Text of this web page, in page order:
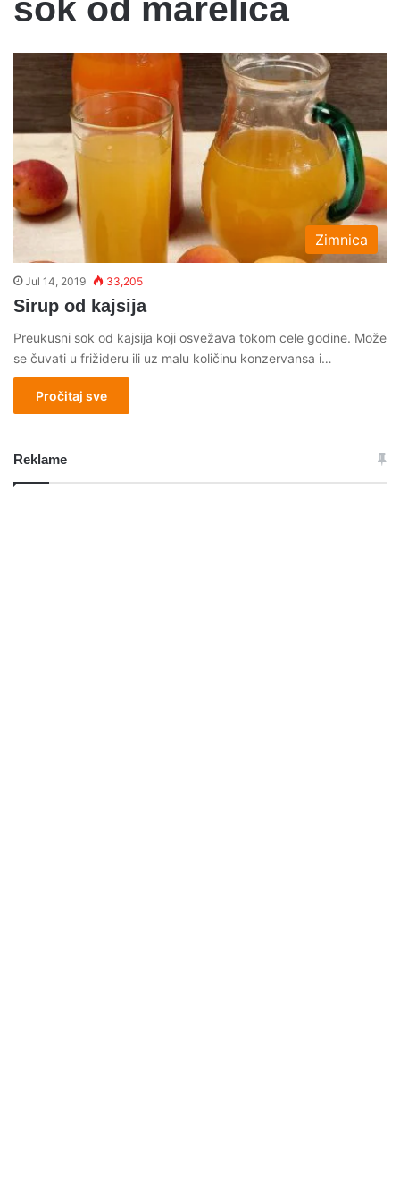
sok od marelica
Zimnica
Jul 14, 2019 33,205
Sirup od kajsija
Preukusni sok od kajsija koji osvežava tokom cele godine. Može
se čuvati u frižideru ili uz malu količinu konzervansa i…
Pročitaj sve
Reklame